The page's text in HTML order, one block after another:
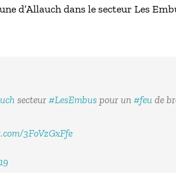
d’Allauch dans le secteur Les
secteur #LesEmbus pour un #feu de
3FoVzGxFfe